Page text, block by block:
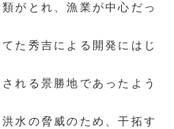
がとれ、漁業が中心だっ
た秀吉による開発にはじ
れる景勝地であったよう
水の脅威のため、干拓す